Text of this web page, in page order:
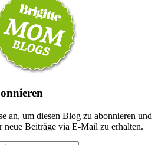
an, um diesen Blog zu abonnieren und
neue Beiträge via E-Mail zu erhalten.